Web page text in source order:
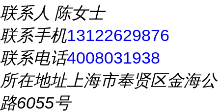
联系人 陈女士
联系手机13122629876
联系电话4008031938
所在地址上海市奉贤区金海公
路6055号